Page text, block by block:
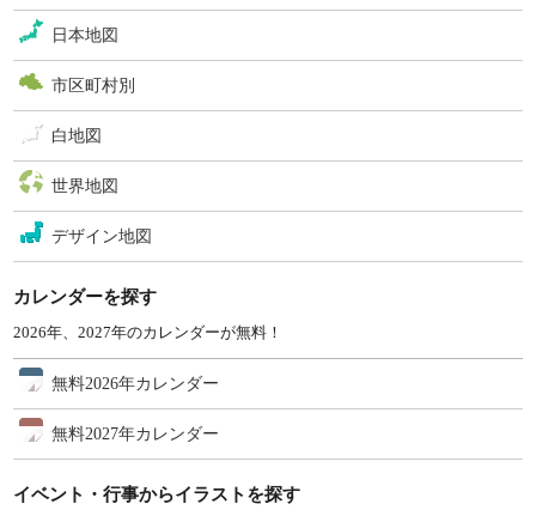
日本地図
市区町村別
白地図
世界地図
デザイン地図
カレンダーを探す
2026年、2027年のカレンダーが無料！
無料2026年カレンダー
無料2027年カレンダー
イベント・行事からイラストを探す